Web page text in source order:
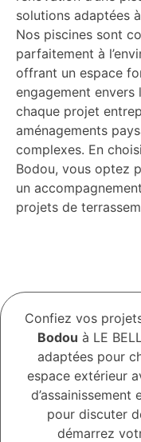
solutions adaptées
Nos piscines sont
parfaitement à
offrant un espace
engagement envers
chaque projet
aménagements
complexes. En
Bodou, vous optez
un
projets de
Confiez vos
Bodou à LE
adaptées pour
espace extérieur
pour discuter
démarrez